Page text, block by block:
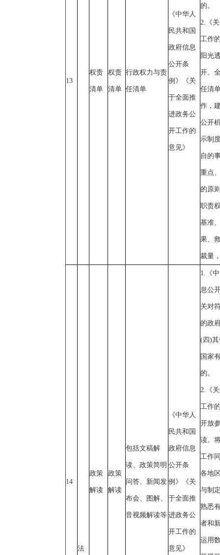
13
权责
清单
权责
清单
行政权力与责
任清单
《中华人
民共和国
政府信息
公开条
例》《关
于全面推
进政务公
开工作的
意见》
的。
2.《
工作
阳光
开。
任清
作，
公开
示制
自的
重点
的原
职责
基准
果、
裁量
14
法
政策
解读
政策
解读
包括文稿解
读、政策简明
问答、新闻发
布会、图解、
音视频解读等
《中华人
民共和国
政府信息
公开条
例》《关
于全面推
进政务公
开工作的
意见》
1.《
息公
关对
的政
(四)
国家
的。
2.《
工作
开放
读。
工作
各地
与制
熟悉
者和
运用